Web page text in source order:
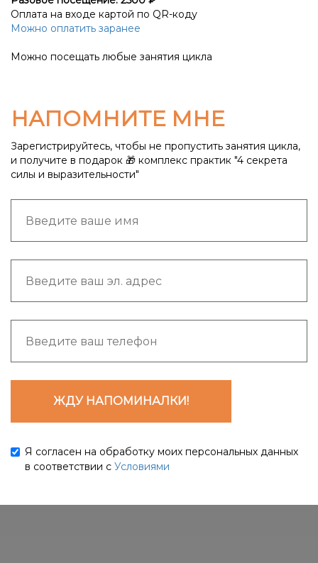
Оплата на входе картой по QR-коду
Можно оплатить заранее
Можно посещать любые занятия цикла
НАПОМНИТЕ МНЕ
Зарегистрируйтесь, чтобы не пропустить занятия цикла,
и получите в подарок 🎁 комплекс практик "4 секрета
силы и выразительности"
ЖДУ НАПОМИНАЛКИ!
Я согласен на обработку моих персональных данных
в соответствии с Условиями